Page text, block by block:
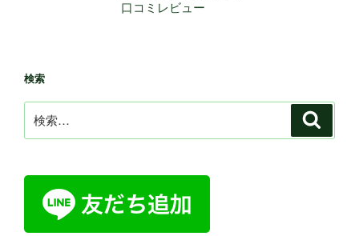
口コミレビュー
検索
索: